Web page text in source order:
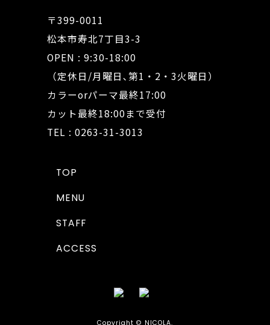
〒399-0011
松本市寿北7丁目3-3
OPEN : 9:30-18:00
（定休日/月曜日､第1・2・3火曜日）
カラーorパーマ最終17:00
カット最終18:00まで受付
TEL : 0263-31-3013
TOP
MENU
STAFF
ACCESS
Copyright © NICOLA.